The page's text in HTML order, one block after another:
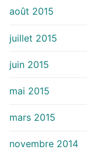
août 2015
juillet 2015
juin 2015
mai 2015
mars 2015
novembre 2014